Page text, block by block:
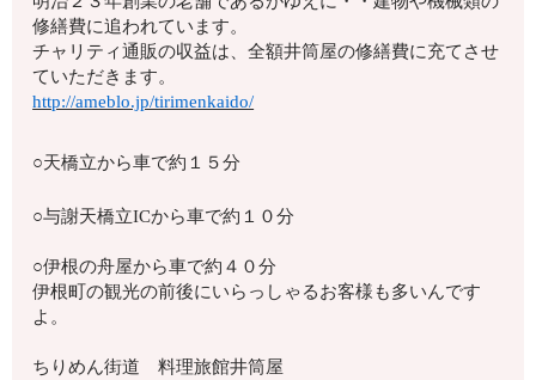
修繕費に追われています。
チャリティ通販の収益は、全額井筒屋の修繕費に充てさせ
ていただきます。
http://ameblo.jp/tirimenkaido/
○天橋立から車で約１５分
○与謝天橋立ICから車で約１０分
○伊根の舟屋から車で約４０分
伊根町の観光の前後にいらっしゃるお客様も多いんです
よ。
ちりめん街道 料理旅館井筒屋